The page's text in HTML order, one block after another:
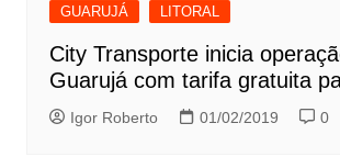
GUARUJÁ LITORAL
City Transporte inicia
Guarujá com tarifa gratuita
Igor Roberto 01/02/2019 0